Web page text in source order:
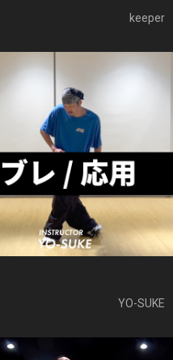
keeper
YO-SUKE